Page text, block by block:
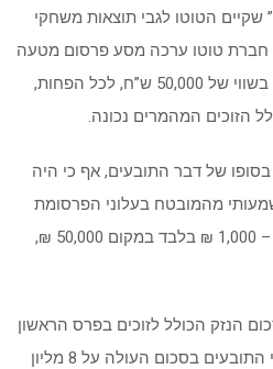
והימרו בתוכנית “BIG WINNER” שקיים הטוטו לגבי תוצאות משחקי
חברת טוטו ערכה מסע פרסום מטעה
במסגרתו הבטיחה פרס ראשון בשווי של 50,000 ש”ח, לכל הפחות,
הזוכים המהמרים נכונה.
של דבר התובעים, אף כי היה
מהמובטח בעלוני הפרסומת
של הטוטו והסתכם בסך של כ – 1,000 ₪ בלבד במקום 50,000 ₪,
הנזק הכולל לזוכים בפרס הראשון
בסדרת הימורים זו שהוערך ע”י התובעים בסכום העולה על 8 מליון